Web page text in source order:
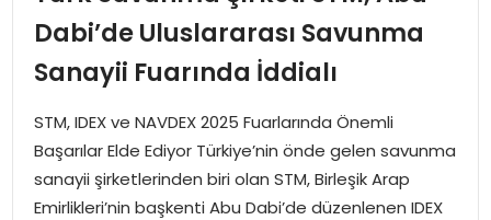
TEKNOLOJI
EĞITIM
MAGAZIN
Dabi’de Uluslararası Savunma
Sanayii Fuarında İddialı
STM, IDEX ve NAVDEX 2025 Fuarlarında Önemli
Başarılar Elde Ediyor Türkiye’nin önde gelen savunma
sanayii şirketlerinden biri olan STM, Birleşik Arap
Emirlikleri’nin başkenti Abu Dabi’de düzenlenen IDEX